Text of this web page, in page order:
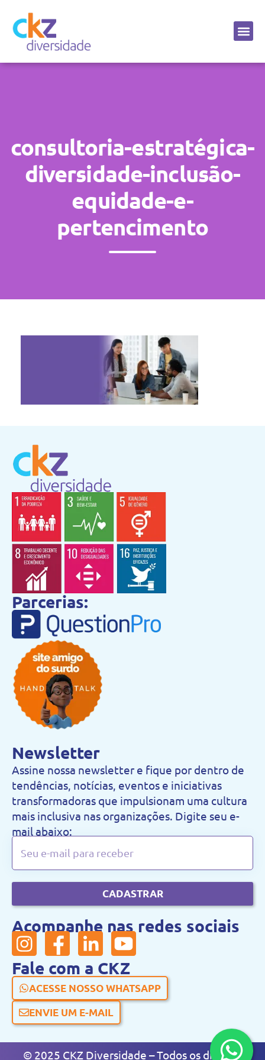
consultoria-estratégica-
diversidade-inclusão-
equidade-e-
pertencimento
Parcerias:
Newsletter
Assine nossa newsletter e fique por dentro de
tendências, notícias, eventos e iniciativas
transformadoras que impulsionam uma cultura
mais inclusiva nas organizações. Digite seu e-
mail abaixo:
CADASTRAR
Acompanhe nas redes sociais
Fale com a CKZ
ACESSE NOSSO WHATSAPP
ENVIE UM E-MAIL
© 2025 CKZ Diversidade – Todos os direitos